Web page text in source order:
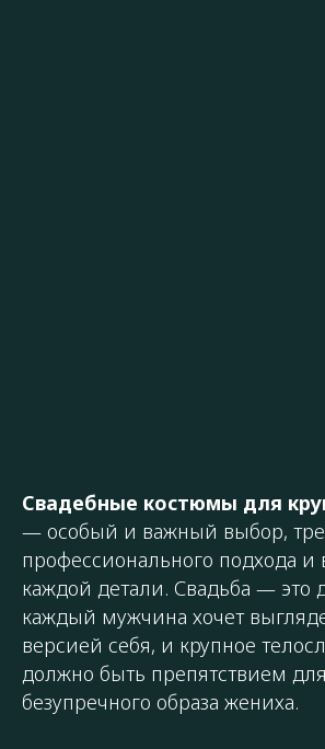
Свадебные костюмы для
— особый и важный выбор,
профессионального подхода
каждой детали. Свадьба — это
каждый мужчина хочет
версией себя, и крупное
должно быть препятствием
безупречного образа жениха.